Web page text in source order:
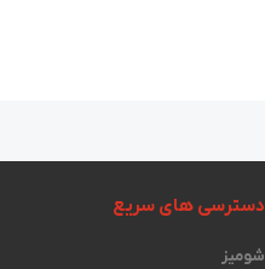
دسترسی های سریع
شومیز